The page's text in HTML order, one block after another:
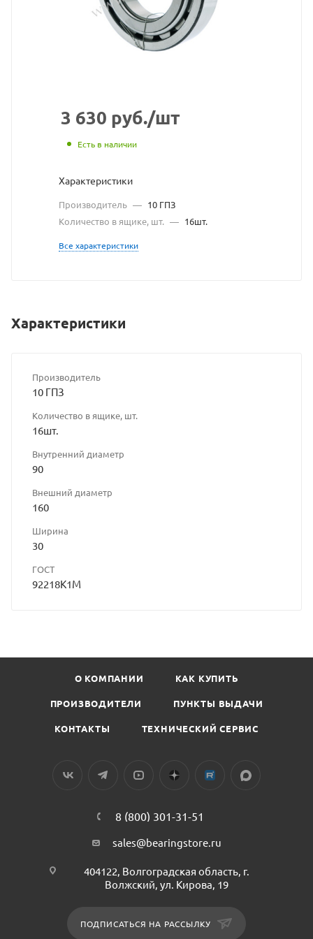
3 630 руб./шт
Есть в наличии
Характеристики
Производитель — 10 ГПЗ
Количество в ящике, шт. — 16шт.
Все характеристики
Характеристики
Производитель
10 ГПЗ
Количество в ящике, шт.
16шт.
Внутренний диаметр
90
Внешний диаметр
160
Ширина
30
ГОСТ
92218К1М
О КОМПАНИИ КАК КУПИТЬ
ПРОИЗВОДИТЕЛИ ПУНКТЫ ВЫДАЧИ
КОНТАКТЫ ТЕХНИЧЕСКИЙ СЕРВИС
8 (800) 301-31-51
sales@bearingstore.ru
404122, Волгоградская область, г.
Волжский, ул. Кирова, 19
ПОДПИСАТЬСЯ НА РАССЫЛКУ